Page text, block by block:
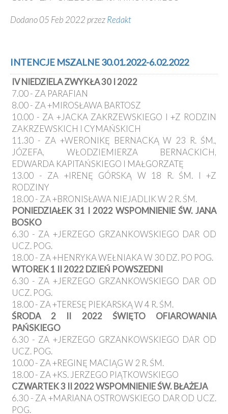
Dodano 05 Feb 2022 przezRedakt
INTENCJE MSZALNE 30.01.2022-6.02.2022
IV NIEDZIELA ZWYKŁA 30 I 2022
7.00 - ZA PARAFIAN
8.00 - ZA +MIROSŁAWA BARTOSZ
10.00 - ZA +JACKA ZAKRZEWSKIEGO I +Z RODZIN
ZAKRZEWSKICH I CYMAŃSKICH
11.30 - ZA +WERONIKĘ BERNACKĄ W 23 R. ŚM.,
JÓZEFA, WŁODZIEMIERZA BERNACKICH,
EDWARDA KAPITAŃSKIEGO I MAŁGORZATĘ
13.00 - ZA +IRENĘ GÓRSKĄ W 18 R. ŚM. I +Z
RODZINY
18.00 - ZA +BRONISŁAWA NIEJADLIK W 2 R. ŚM.
PONIEDZIAŁEK 31 I 2022 WSPOMNIENIE ŚW. JANA
BOSKO
6.30 - ZA +JERZEGO GRZANKOWSKIEGO DAR OD
UCZ. POG.
18.00 - ZA +HENRYKA WEŁNIAKA W 30 DZ. PO POG.
WTOREK 1 II 2022 DZIEŃ POWSZEDNI
6.30 - ZA +JERZEGO GRZANKOWSKIEGO DAR OD
UCZ. POG.
18.00 - ZA +TERESĘ PIEKARSKĄ W 4 R. ŚM.
ŚRODA 2 II 2022 ŚWIĘTO OFIAROWANIA
PAŃSKIEGO
6.30 - ZA +JERZEGO GRZANKOWSKIEGO DAR OD
UCZ. POG.
10.00 - ZA +REGINĘ MACIĄG W 2 R. ŚM.
18.00 - ZA +KS. JERZEGO PIĄTKOWSKIEGO
CZWARTEK 3 II 2022 WSPOMNIENIE ŚW. BŁAŻEJA
6.30 - ZA +MARIANA OSTROWSKIEGO DAR OD UCZ.
POG.